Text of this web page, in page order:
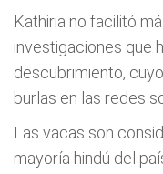
Kathiria no facilitó
investigaciones que
descubrimiento,
burlas en las redes
Las vacas son
mayoría hindú del